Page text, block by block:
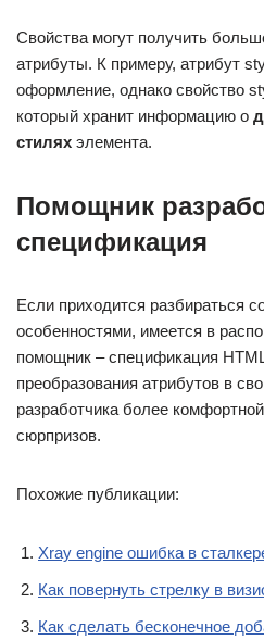
Свойства могут получить
атрибуты. К примеру, атрибут
оформление, однако свойство
который хранит информацию о
стилях элемента.
Помощник
спецификация
Если приходится разбираться
особенностями, имеется в
помощник – спецификация
преобразования атрибутов в
разработчика более
сюрпризов.
Похожие публикации:
Xray engine ошибка в
Как повернуть стрелку в
Как сделать бесконечное